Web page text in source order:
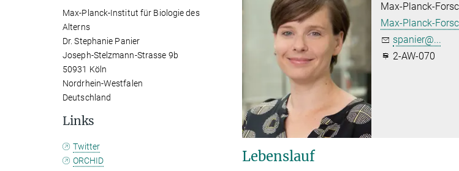
Max-Planck-
Max-Planck-
spanier@...
2-AW-070
Lebenslauf
Max-Planck-Institut für Biologie des
Alterns
Dr. Stephanie Panier
Joseph-Stelzmann-Strasse 9b
50931 Köln
Nordrhein-Westfalen
Deutschland
Links
Twitter
ORCHID